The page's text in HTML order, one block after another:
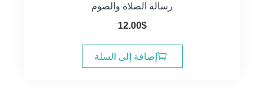
رسالة الصلاة والصوم
12.00$
إضافة إلى السلة